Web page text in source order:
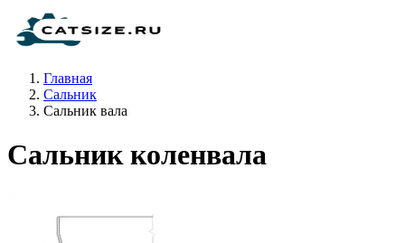
Главная
Сальник
Сальник вала
Сальник коленвала